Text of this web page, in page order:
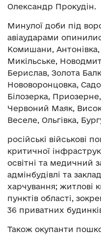
Олександр Прокудін.
Минулої доби під
авіаударами
Комишани,
Микільське,
Берислав, Золота
Нововоронцовка,
Білозерка,
Червоний Маяк,
Веселе, Ольгівка,
російські військові
критичної
освітні та медичний
адмінбудівлі та
харчування; житлові
пунктів області,
36 приватних
Також окупанти